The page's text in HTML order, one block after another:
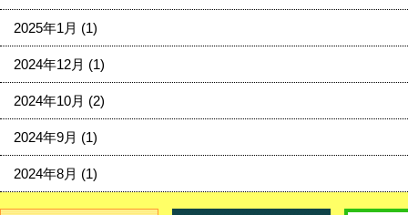
2025年1月 (1)
2024年12月 (1)
2024年10月 (2)
2024年9月 (1)
2024年8月 (1)